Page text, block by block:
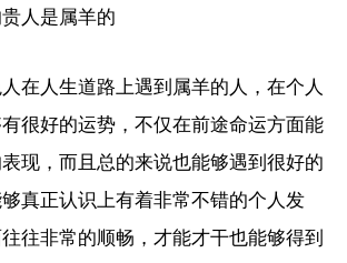
人是属羊的
在人生道路上遇到属羊的人，在个人
很好的运势，不仅在前途命运方面能
现，而且总的来说也能够遇到很好的
真正认识上有着非常不错的个人发
往非常的顺畅，才能才干也能够得到